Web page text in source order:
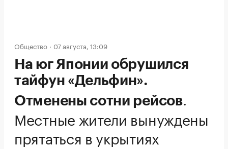
Общество 07 августа, 13:09
На юг Японии обрушился
тайфун «Дельфин».
Отменены сотни рейсов.
Местные жители вынуждены
прятаться в укрытиях